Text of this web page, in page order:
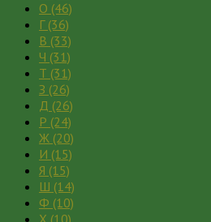
О (46)
Г (36)
В (33)
Ч (31)
Т (31)
З (26)
Д (26)
Р (24)
Ж (20)
И (15)
Я (15)
Ш (14)
Ф (10)
Х (10)